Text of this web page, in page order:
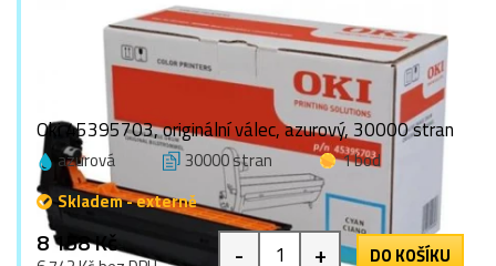
Oki 45395703, originální válec, azurový, 30000 stran
azurová 30000 stran
1 bod
Skladem - externě
8 158 Kč - + DO KOŠÍKU